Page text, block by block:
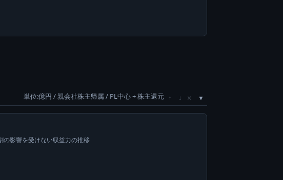
単位:億円 / 親会社株主帰属 / PL中心 + 株主還元 ↑ ↓ ×
の影響を受けない収益力の推移